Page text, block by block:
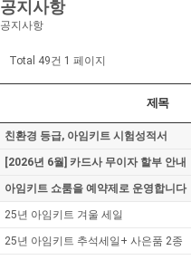
공지사항
공지사항
Total 49건 1 페이지
제목
친환경 등급, 아임키트 시험성적서
[2026년 6월] 카드사 무이자 할부 안내
아임키트 쇼룸을 예약제로 운영합니다
25년 아임키트 겨울 세일
25년 아임키트 추석세일+ 사은품 2종